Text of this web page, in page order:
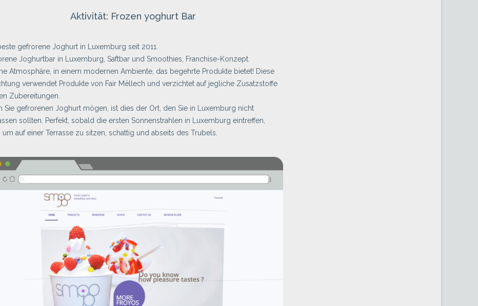
Aktivität: Frozen yoghurt Bar
gefrorene Joghurt in Luxemburg seit 2011.
Joghurtbar in Luxemburg, Saftbar und Smoothies, Franchise-Konzept.
Atmosphäre, in einem modernen Ambiente, das begehrte Produkte bietet! Diese
verwendet Produkte von Fair Mëllech und verzichtet auf jegliche Zusatzstoffe
Zubereitungen.
Sie gefrorenen Joghurt mögen, ist dies der Ort, den Sie in Luxemburg nicht
sollten. Perfekt, sobald die ersten Sonnenstrahlen in Luxemburg eintreffen,
um auf einer Terrasse zu sitzen, schattig und abseits des Trubels.